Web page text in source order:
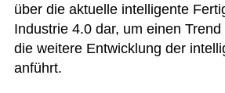
über die aktuelle intelligente
Industrie 4.0 dar, um einen
die weitere Entwicklung der
anführt.